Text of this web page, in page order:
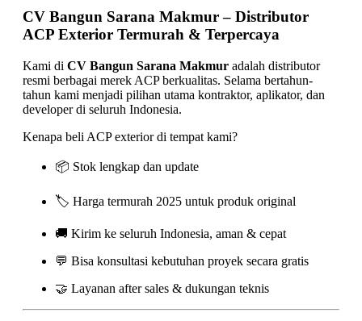
CV Bangun Sarana Makmur – Distributor
ACP Exterior Termurah & Terpercaya
Kami di CV Bangun Sarana Makmur adalah distributor
resmi berbagai merek ACP berkualitas. Selama bertahun-
tahun kami menjadi pilihan utama kontraktor, aplikator, dan
developer di seluruh Indonesia.
Kenapa beli ACP exterior di tempat kami?
📦 Stok lengkap dan update
🏷️ Harga termurah 2025 untuk produk original
🚚 Kirim ke seluruh Indonesia, aman & cepat
💬 Bisa konsultasi kebutuhan proyek secara gratis
🤝 Layanan after sales & dukungan teknis